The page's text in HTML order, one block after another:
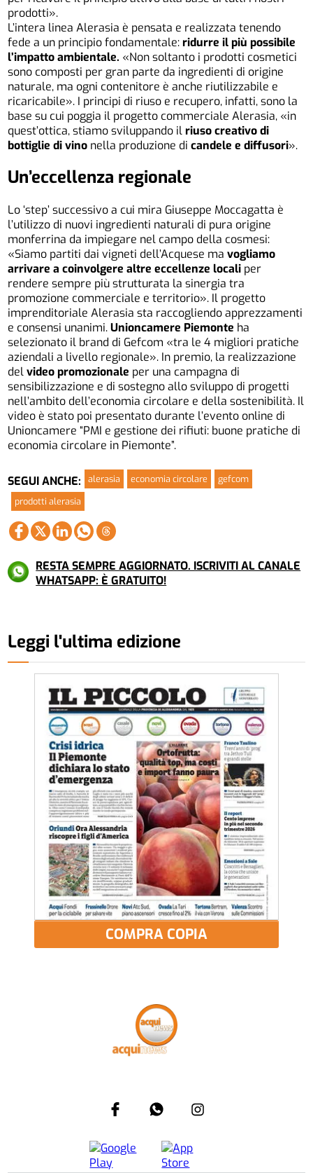
prodotti».
L’intera linea Alerasia è pensata e realizzata tenendo
fede a un principio fondamentale:ridurre il più possibile
l’impatto ambientale. «Non soltanto i prodotti cosmetici
sono composti per gran parte da ingredienti di origine
naturale, ma ogni contenitore è anche riutilizzabile e
ricaricabile». I principi di riuso e recupero, infatti, sono la
base su cui poggia il progetto commerciale Alerasia, «in
quest’ottica, stiamo sviluppando ilriuso creativo di
bottiglie di vino nella produzione dicandele e diffusori».
Un’eccellenza regionale
Lo ‘step’ successivo a cui mira Giuseppe Moccagatta è
l’utilizzo di nuovi ingredienti naturali di pura origine
monferrina da impiegare nel campo della cosmesi:
«Siamo partiti dai vigneti dell’Acquese mavogliamo
arrivare a coinvolgere altre eccellenze locali per
rendere sempre più strutturata la sinergia tra
promozione commerciale e territorio». Il progetto
imprenditoriale Alerasia sta raccogliendo apprezzamenti
e consensi unanimi.Unioncamere Piemonte ha
selezionato il brand di Gefcom «tra le 4 migliori pratiche
aziendali a livello regionale». In premio, la realizzazione
delvideo promozionale per una campagna di
sensibilizzazione e di sostegno allo sviluppo di progetti
nell’ambito dell’economia circolare e della sostenibilità. Il
video è stato poi presentato durante l’evento online di
Unioncamere “PMI e gestione dei rifiuti: buone pratiche di
economia circolare in Piemonte”.
SEGUI ANCHE: alerasia economia circolare
gefcom
prodotti alerasia
RESTA SEMPRE AGGIORNATO. ISCRIVITI AL CANALE
WHATSAPP: È GRATUITO!
Leggi l'ultima edizione
COMPRA COPIA